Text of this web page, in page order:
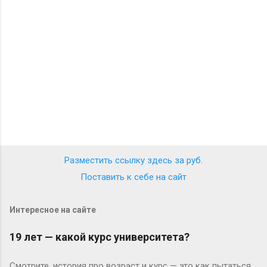
Разместить ссылку здесь за руб.
Поставить к себе на сайт
Интересное на сайте
19 лет — какой курс университета?